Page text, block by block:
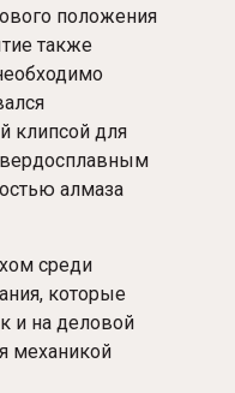
положения
также
клипсой для
алмаза
среди
которые
и на деловой
механикой